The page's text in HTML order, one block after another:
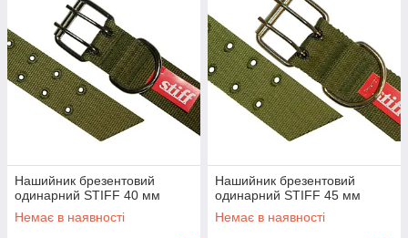
Нашийник брезентовий
одинарний STIFF 40 мм
Немає в наявності
Нашийник брезентовий
одинарний STIFF 45 мм
Немає в наявності